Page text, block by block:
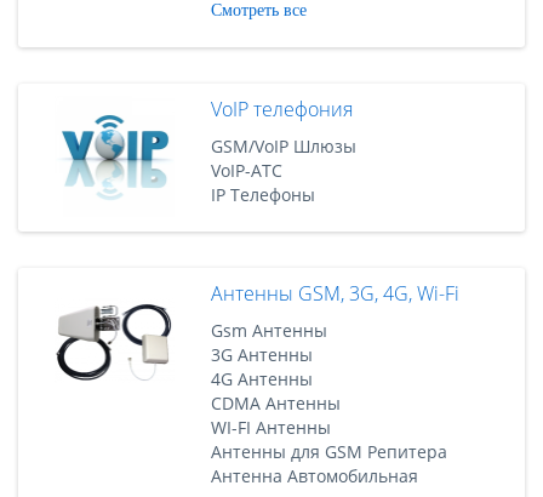
Смотреть все
VoIP телефония
GSM/VoIP Шлюзы
VoIP-АТС
IP Телефоны
Антенны GSM, 3G, 4G, Wi-Fi
Gsm Антенны
3G Антенны
4G Антенны
CDMA Антенны
WI-FI Антенны
Антенны для GSM Репитера
Антенна Автомобильная